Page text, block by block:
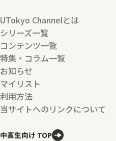
UTokyo Channelとは
シリーズ一覧
コンテンツ一覧
特集・コラム一覧
お知らせ
マイリスト
利用方法
当サイトへのリンクについて
中高生向け TOP